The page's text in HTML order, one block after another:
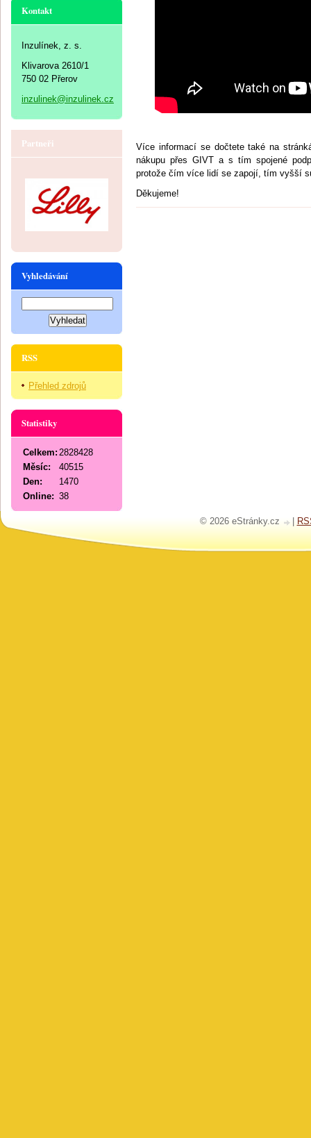
Více informací se dočtete také na
nákupu přes GIVT a s tím spojené
protože čím více lidí se zapojí, tím vyšší
Děkujeme!
Kontakt
Inzulínek, z. s.
Klivarova 2610/1
750 02 Přerov
inzulinek@inzulinek.cz
Partneři
Vyhledávání
RSS
Přehled zdrojů
Statistiky
Online: 38
Celkem: 2828428
Měsíc:
40515
Den:
1470
© 2026 eStránky.cz